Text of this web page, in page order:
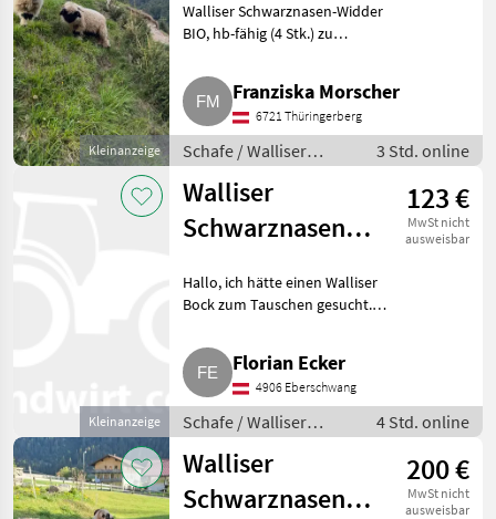
Kleinanzeige
fähig (4 Stk.)
Walliser Schwarznasen-Widder
BIO, hb-fähig (4 Stk.) zu
schauen kommen. Geb. Jänner
2026. Schafe Walliser
Schwarznasenschafe
Franziska Morscher
6721 Thüringerberg
Schafe / Walliser
Schwarznasenschafe
3 Std. online
Kleinanzeige
Walliser
Schwarznasen
123 €
MwSt nicht
ausweisbar
Hallo, ich hätte einen Walliser
Bock zum Tauschen gesucht.
stammt von keinem
Herdenbuchbetrieb. Er ist sehr
schön gezeichnet. Bei Frage
Florian Ecker
4906 Eberschwang
Schafe / Walliser
Schwarznasenschafe
4 Std. online
Walliser
Schwarznasen
200 €
MwSt nicht
ausweisbar